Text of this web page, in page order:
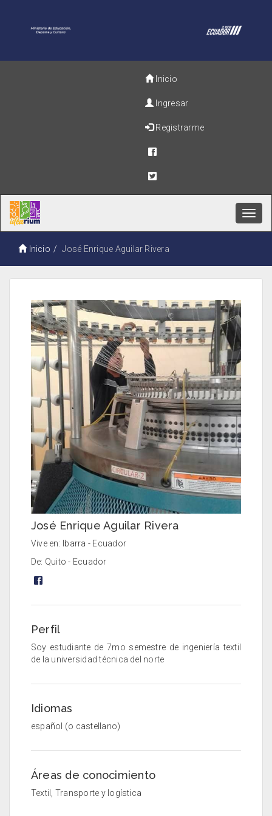
Inicio
Ingresar
Registrarme
Inicio José Enrique Aguilar Rivera
José Enrique Aguilar Rivera
Vive en: Ibarra - Ecuador
De: Quito - Ecuador
Perfil
Soy estudiante de 7mo semestre de ingeniería textil
de la universidad técnica del norte
Idiomas
español (o castellano)
Áreas de conocimiento
Textil, Transporte y logística